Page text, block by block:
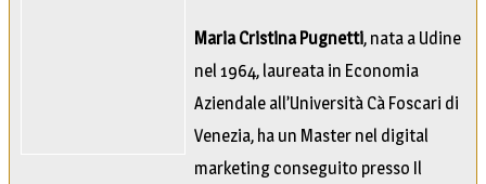
Maria Cristina Pugnetti, nata a Udine
nel 1964, laureata in Economia
Aziendale all’Università Cà Foscari di
Venezia, ha un Master nel digital
marketing conseguito presso Il